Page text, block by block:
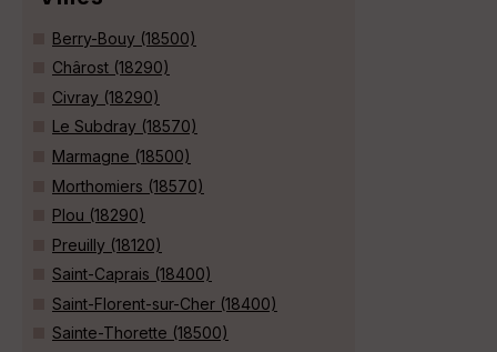
Berry-Bouy (18500)
Chârost (18290)
Civray (18290)
Le Subdray (18570)
Marmagne (18500)
Morthomiers (18570)
Plou (18290)
Preuilly (18120)
Saint-Caprais (18400)
Saint-Florent-sur-Cher (18400)
Sainte-Thorette (18500)